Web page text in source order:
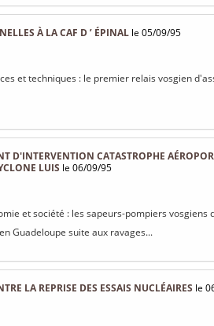
À LA CAF D ’ ÉPINAL le 05/09/95
et techniques : le premier relais vosgien
D'INTERVENTION CATASTROPHE
LUIS le 06/09/95
et société : les sapeurs-pompiers
Guadeloupe suite aux ravages...
LA REPRISE DES ESSAIS NUCLÉAIRES le